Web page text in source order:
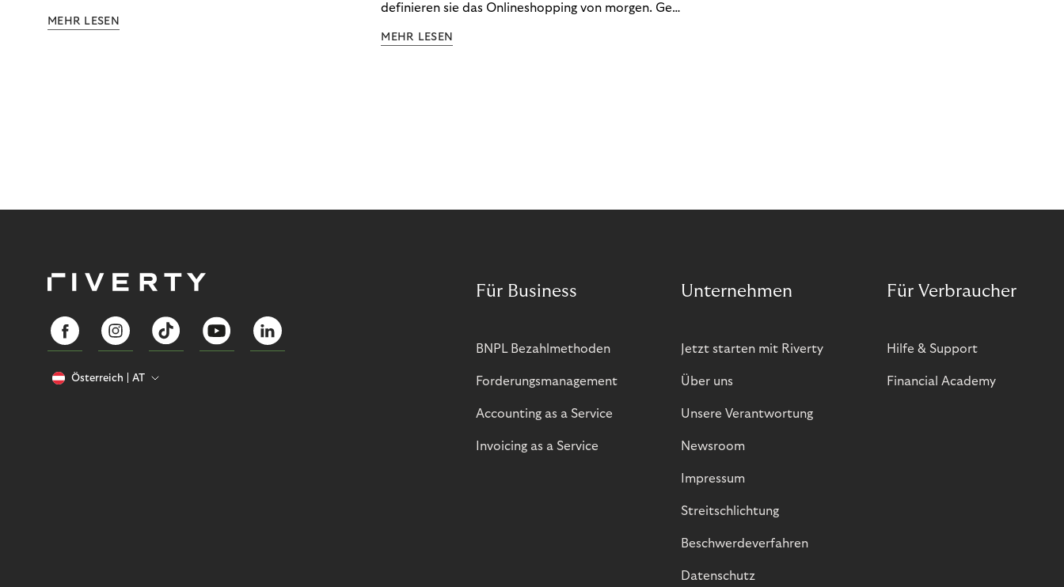
Erlebnis.
MEHR LESEN
definieren sie das Onlineshopping von morgen. Gen
gemeinsame Leidenschaft - allerdings
MEHR LESEN
Österreich AT
Für Business
BNPL Bezahlmethoden
Forderungsmanagement
Accounting as a Service
Invoicing as a Service
Unternehmen
Jetzt starten mit Riverty
Über uns
Unsere Verantwortung
Newsroom
Impressum
Streitschlichtung
Beschwerdeverfahren
Datenschutz
Für Verbraucher
Hilfe & Support
Financial Academy